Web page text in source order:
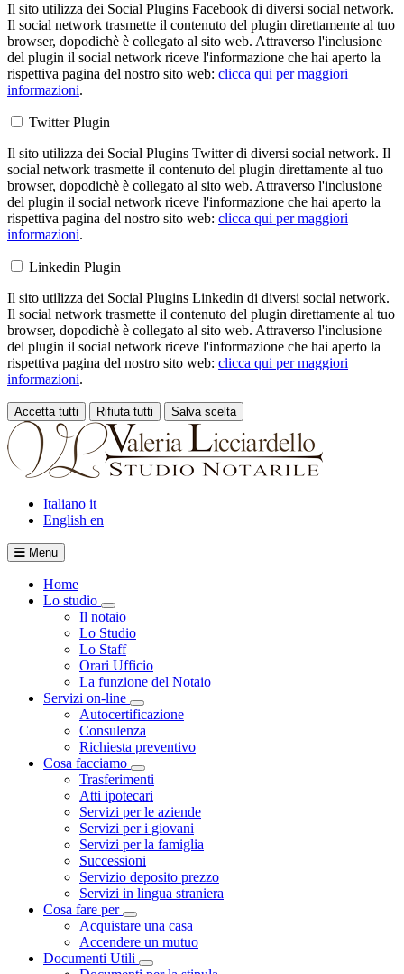
Il sito utilizza dei Social Plugins Facebook di diversi social network.
Il social network trasmette il contenuto del plugin direttamente al tuo
browser, dopodichè è collegato al sito web. Attraverso l'inclusione
del plugin il social network riceve l'informazione che hai aperto la
rispettiva pagina del nostro sito web: clicca qui per maggiori
informazioni.
Twitter Plugin
Il sito utilizza dei Social Plugins Twitter di diversi social network. Il
social network trasmette il contenuto del plugin direttamente al tuo
browser, dopodichè è collegato al sito web. Attraverso l'inclusione
del plugin il social network riceve l'informazione che hai aperto la
rispettiva pagina del nostro sito web: clicca qui per maggiori
informazioni.
Linkedin Plugin
Il sito utilizza dei Social Plugins Linkedin di diversi social network.
Il social network trasmette il contenuto del plugin direttamente al tuo
browser, dopodichè è collegato al sito web. Attraverso l'inclusione
del plugin il social network riceve l'informazione che hai aperto la
rispettiva pagina del nostro sito web: clicca qui per maggiori
informazioni.
Accetta tutti Rifiuta tutti Salva scelta
Loading...
Italiano it
English en
Menu
Home
Lo studio
Visualizza menù di secondo livello
Il notaio
Lo Studio
Lo Staff
Orari Ufficio
La funzione del Notaio
Servizi on-line
Visualizza menù di secondo livello
Autocertificazione
Consulenza
Richiesta preventivo
Cosa facciamo
Visualizza menù di secondo livello
Trasferimenti
Atti ipotecari
Servizi per le aziende
Servizi per i giovani
Servizi per la famiglia
Successioni
Servizio deposito prezzo
Servizi in lingua straniera
Cosa fare per
Visualizza menù di secondo livello
Acquistare una casa
Accendere un mutuo
Documenti Utili
Visualizza menù di secondo livello